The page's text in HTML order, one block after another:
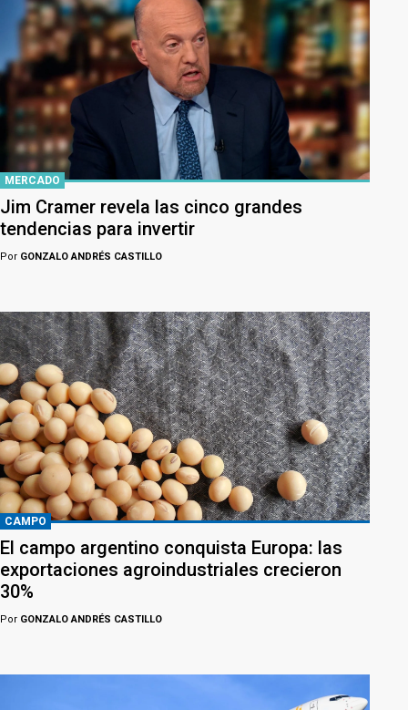
MERCADO
Jim Cramer revela las cinco grandes
tendencias para invertir
Por GONZALO ANDRÉS CASTILLO
CAMPO
El campo argentino conquista Europa: las
exportaciones agroindustriales crecieron
30%
Por GONZALO ANDRÉS CASTILLO